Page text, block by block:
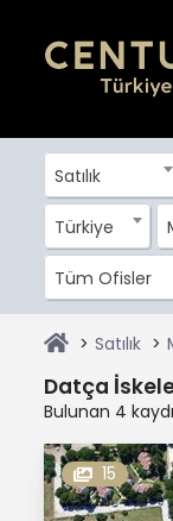
Satılık
Türkiye
Tüm Ofisler
Satılık
Datça
Bulunan 4
15